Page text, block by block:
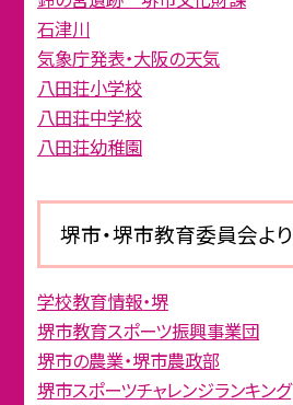
石津川
気象庁発表・大阪の天気
八田荘小学校
八田荘中学校
八田荘幼稚園
堺市・堺市教育委員会より
学校教育情報・堺
堺市教育スポーツ振興事業団
堺市の農業・堺市農政部
堺市スポーツチャレンジランキング